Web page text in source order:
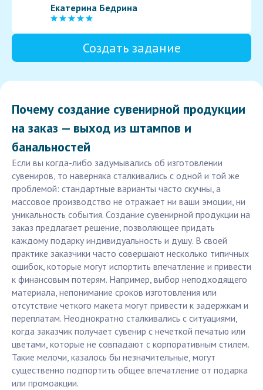
Екатерина Бедрина
Создать задание
Почему создание сувенирной продукции
на заказ — выход из штампов и
банальностей
Если вы когда-либо задумывались об изготовлении
сувениров, то наверняка сталкивались с одной и той же
проблемой: стандартные варианты часто скучны, а
массовое производство не отражает ни ваши эмоции, ни
уникальность события. Создание сувенирной продукции на
заказ предлагает решение, позволяющее придать
каждому подарку индивидуальность и душу. В своей
практике заказчики часто совершают несколько типичных
ошибок, которые могут испортить впечатление и привести
к финансовым потерям. Например, выбор неподходящего
материала, непонимание сроков изготовления или
отсутствие четкого макета могут привести к задержкам и
переплатам. Неоднократно сталкивались с ситуациями,
когда заказчик получает сувенир с нечеткой печатью или
цветами, которые не совпадают с корпоративным стилем.
Такие мелочи, казалось бы незначительные, могут
существенно подпортить общее впечатление от подарка
или промоакции.